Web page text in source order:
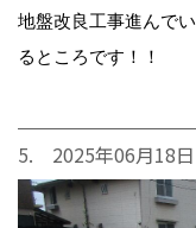
地盤改良工事進んで
るところです！！
5. 2025年06月18日